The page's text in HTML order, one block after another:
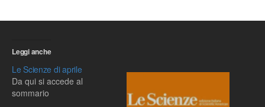
Leggi anche
Le Scienze di aprile
Da qui si accede al
sommario